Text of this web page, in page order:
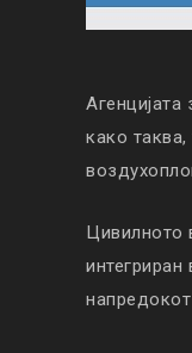
како
Цивилното